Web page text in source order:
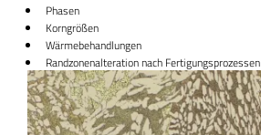
Phasen
Korngrößen
Wärmebehandlungen
Randzonenalteration nach Fertigungsprozessen